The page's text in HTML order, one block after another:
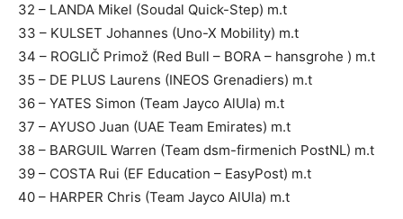
32 – LANDA Mikel (Soudal Quick-Step) m.t
33 – KULSET Johannes (Uno-X Mobility) m.t
34 – ROGLIČ Primož (Red Bull – BORA – hansgrohe ) m.t
35 – DE PLUS Laurens (INEOS Grenadiers) m.t
36 – YATES Simon (Team Jayco AlUla) m.t
37 – AYUSO Juan (UAE Team Emirates) m.t
38 – BARGUIL Warren (Team dsm-firmenich PostNL) m.t
39 – COSTA Rui (EF Education – EasyPost) m.t
40 – HARPER Chris (Team Jayco AlUla) m.t